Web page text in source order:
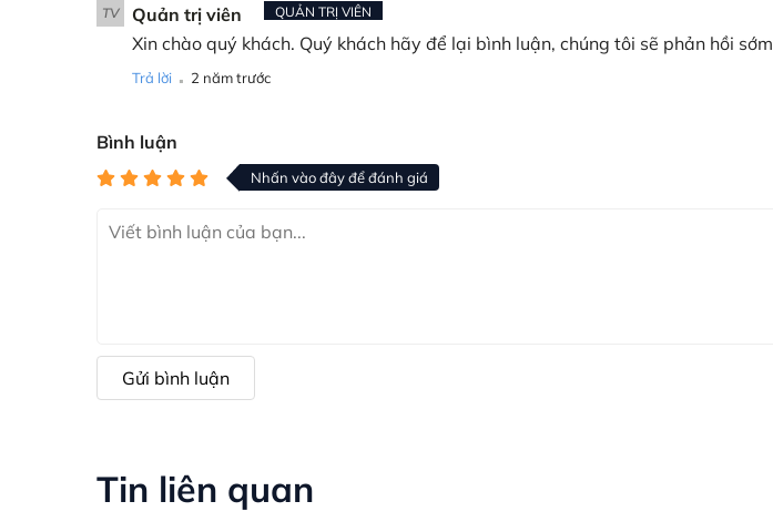
TV Quản trị viên QUẢN TRỊ VIÊN
Xin chào quý khách. Quý khách hãy để lại bình luận, chúng tôi sẽ phản hồi sớm
Trả lời . 2 năm trước
Bình luận
Nhấn vào đây để đánh giá
Gửi bình luận
Tin liên quan